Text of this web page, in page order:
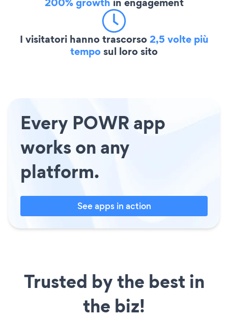
I visitatori hanno trascorso2,5 volte più
temposul loro sito
Every POWR app
works on any
platform.
See apps in action
Trusted by the best in
the biz!